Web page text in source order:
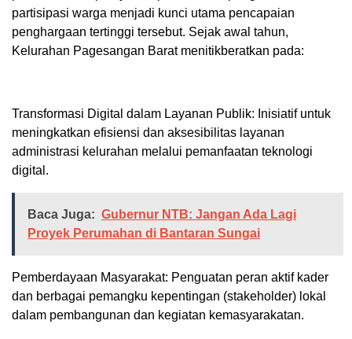
partisipasi warga menjadi kunci utama pencapaian
penghargaan tertinggi tersebut. Sejak awal tahun,
Kelurahan Pagesangan Barat menitikberatkan pada:
Transformasi Digital dalam Layanan Publik: Inisiatif untuk
meningkatkan efisiensi dan aksesibilitas layanan
administrasi kelurahan melalui pemanfaatan teknologi
digital.
Baca Juga: Gubernur NTB: Jangan Ada Lagi
Proyek Perumahan di Bantaran Sungai
Pemberdayaan Masyarakat: Penguatan peran aktif kader
dan berbagai pemangku kepentingan (stakeholder) lokal
dalam pembangunan dan kegiatan kemasyarakatan.